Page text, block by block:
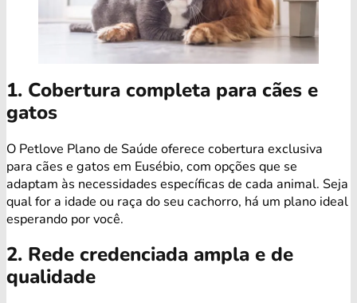
1. Cobertura completa para cães e
gatos
O Petlove Plano de Saúde oferece cobertura exclusiva
para cães e gatos em Eusébio, com opções que se
adaptam às necessidades específicas de cada animal. Seja
qual for a idade ou raça do seu cachorro, há um plano ideal
esperando por você.
2. Rede credenciada ampla e de
qualidade